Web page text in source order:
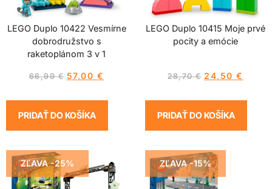
LEGO Duplo 10422 Vesmírne
dobrodružstvo s
raketoplánom 3 v 1
66,99€ 57,00 €
PRIDAŤ DO KOŠÍKA
LEGO Duplo 10415 Moje prvé
pocity a emócie
28,70€ 24,50€
PRIDAŤ DO KOŠÍKA
ZĽAVA -25% ZĽAVA -15%